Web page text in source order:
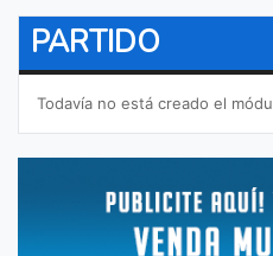
PARTIDO
Todavía no está creado el